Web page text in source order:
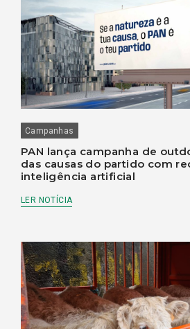
Campanhas
PAN lança campanha de
das causas do partido com
inteligência artificial
LER NOTÍCIA